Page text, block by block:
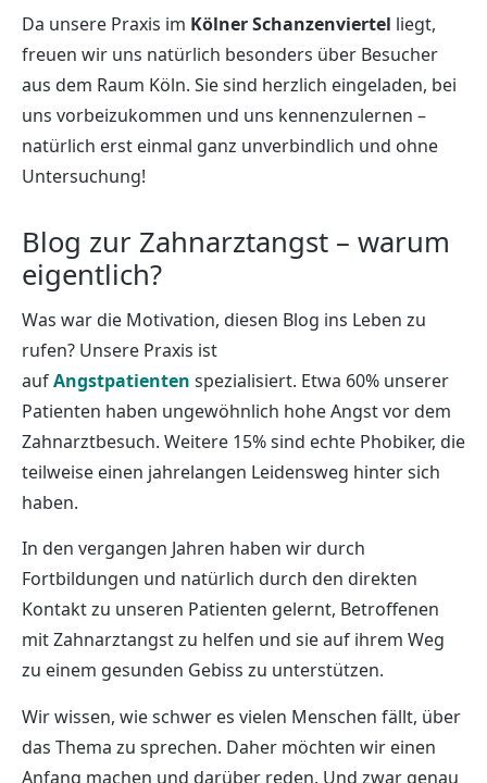
Da unsere Praxis im Kölner Schanzenviertel liegt,
freuen wir uns natürlich besonders über Besucher
aus dem Raum Köln. Sie sind herzlich eingeladen, bei
uns vorbeizukommen und uns kennenzulernen –
natürlich erst einmal ganz unverbindlich und ohne
Untersuchung!
Blog zur Zahnarztangst – warum
eigentlich?
Was war die Motivation, diesen Blog ins Leben zu
rufen? Unsere Praxis ist
aufAngstpatienten spezialisiert. Etwa 60% unserer
Patienten haben ungewöhnlich hohe Angst vor dem
Zahnarztbesuch. Weitere 15% sind echte Phobiker, die
teilweise einen jahrelangen Leidensweg hinter sich
haben.
In den vergangen Jahren haben wir durch
Fortbildungen und natürlich durch den direkten
Kontakt zu unseren Patienten gelernt, Betroffenen
mit Zahnarztangst zu helfen und sie auf ihrem Weg
zu einem gesunden Gebiss zu unterstützen.
Wir wissen, wie schwer es vielen Menschen fällt, über
das Thema zu sprechen. Daher möchten wir einen
Anfang machen und darüber reden. Und zwar genau